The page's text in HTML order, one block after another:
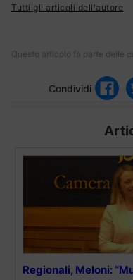
Tutti gli articoli dell'autore
Questo articolo fa parte delle
Condividi
Regionali, Meloni: